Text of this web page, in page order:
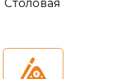
Столовая